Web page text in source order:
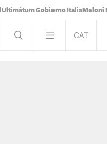
Ultimátum Gobierno Italia Meloni